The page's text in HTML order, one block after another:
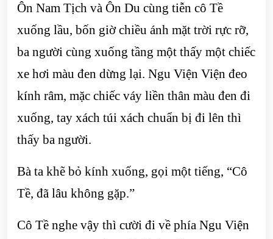
Ôn Nam Tịch và Ôn Du cùng tiễn cô Tề
xuống lầu, bốn giờ chiều ánh mặt trời rực rỡ,
ba người cùng xuống tầng một thấy một chiếc
xe hơi màu đen dừng lại. Ngu Viện Viện đeo
kính râm, mặc chiếc váy liền thân màu đen đi
xuống, tay xách túi xách chuẩn bị đi lên thì
thấy ba người.
Bà ta khẽ bỏ kính xuống, gọi một tiếng, “Cô
Tề, đã lâu không gặp.”
Cô Tề nghe vậy thì cười đi về phía Ngu Viện